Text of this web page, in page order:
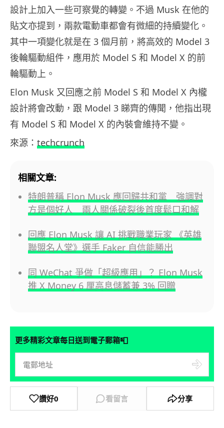
設計上加入一些可察覺的轉變。不過 Musk 在他的
貼文亦提到，兩款電動車都會有微細的持續變化。
其中一項變化就是在 3 個月前，將高效的 Model 3
後輪驅動組件，應用於 Model S 和 Model X 的前
輪驅動上。
Elon Musk 又回應之前 Model S 和 Model X 內櫳
設計將會改動，跟 Model 3 睇齊的傳聞，他指出現
有 Model S 和 Model X 的內裝會維持不變。
來源： techcrunch
相關文章:
特朗普稱 Elon Musk 應回歸共和黨 強調對
方是個好人 兩人關係破裂後首度鬆口和解
回應 Elon Musk 讓 AI 挑戰職業玩家 《英雄
聯盟名人堂》選手 Faker 自信能勝出
同 WeChat 爭做「超級應用」？ Elon Musk
推 X Money 6 厘高息儲蓄兼 3% 回贈
更多精彩文章每日送到電子郵箱📮
讚好0 看留言 分享